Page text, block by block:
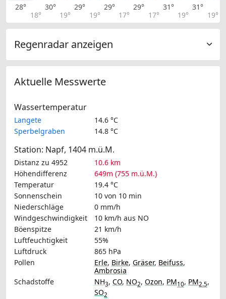
28°
18°
30°
19°
29°
19°
29°
17°
29°
17°
31°
19°
31°
19°
Regenradar anzeigen
Aktuelle Messwerte
Wassertemperatur
Langete
14.6 °C
Sperbelgraben
14.8 °C
Station: Napf, 1404 m.ü.M.
Distanz zu 4952
10.6 km
Höhendifferenz
649m (755 m.ü.M.)
Temperatur
19.4 °C
Sonnenschein
10 von 10 min
Niederschläge
0 mm/h
Windgeschwindigkeit
10 km/h aus NO
Böenspitze
21 km/h
Luftfeuchtigkeit
55%
Luftdruck
865 hPa
Pollen
Erle, Birke, Gräser, Beifuss,
Ambrosia
Schadstoffe
NH3, CO, NO2, Ozon, PM10, PM2.5,
SO2